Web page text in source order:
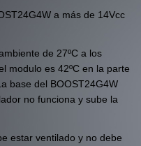
a más de 14Vcc
de 27ºC a los
modulo es 42ºC en la parte
base del BOOST24G4W
no funciona y sube la
estar ventilado y no debe